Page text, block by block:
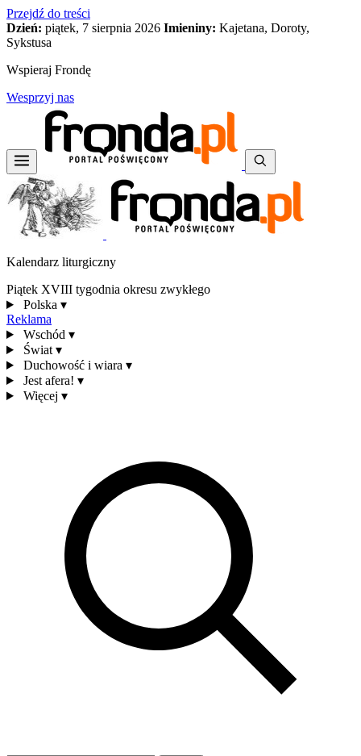
Przejdź do treści
Dzień: piątek, 7 sierpnia 2026 Imieniny: Kajetana, Doroty,
Sykstusa
Wspieraj Frondę
Wesprzyj nas
Kalendarz liturgiczny
Piątek XVIII tygodnia okresu zwykłego
Polska ▾
Reklama
Wschód ▾
Świat ▾
Duchowość i wiara ▾
Jest afera! ▾
Więcej ▾